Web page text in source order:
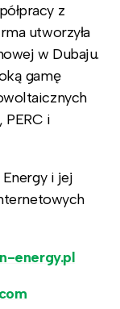
z
utworzyła
w Dubaju.
gamę
i
i jej
energy.pl